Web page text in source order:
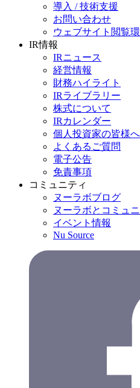
導入 / 技術支援
お問い合わせ
ウェブサイト閲覧
IR情報
IRニュース
経営情報
財務ハイライト
IRライブラリー
株式について
IRカレンダー
個人投資家の皆様へ
よくあるご質問
電子公告
免責事項
コミュニティ
ヌーラボブログ
ヌーラボとコミュ
イベント情報
Nu Source